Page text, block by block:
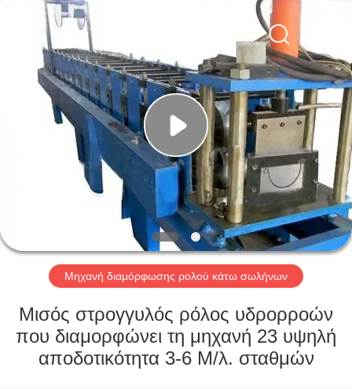
ΣΠΊΤΙ
ΠΡΟΪΌΝΤΑ
ΣΧΕΤΙΚΆ
ΕΜΆΣ
ΕΠΙΣΚΈΨΕΙΣ
ΣΤΟ
ΕΡΓΟΣΤΆΣΙΟ
International
Reserved.
Μηχανή διαμόρφωσης ρολού κάτω σωλήνων
Μισός στρογγυλός ρόλος υδρορροών
που διαμορφώνει τη μηχανή 23 υψηλή
αποδοτικότητα 3-6 Μ/λ. σταθμών